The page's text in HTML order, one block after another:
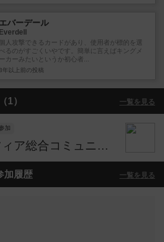
エバーデール
Everdell
個人攻撃できるカードがあり、使用者が標的を選
るのがすごくいやです。簡単に言えばキングメ
ーカーみたいというか初心者...
3年以上前 の投稿
1） 一覧を見る
ライナー・クニツィア総合コミュニティ
加
加履歴 一覧を見る